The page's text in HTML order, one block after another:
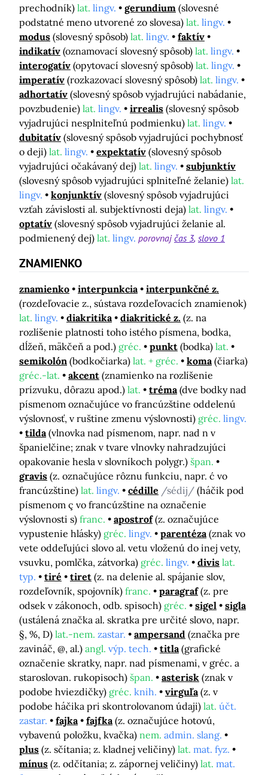
prechodník) lat. lingv. gerundium (slovesné
podstatné meno utvorené zo slovesa) lat. lingv.
modus (slovesný spôsob) lat. lingv.
faktív
indikatív (oznamovací slovesný spôsob) lat. lingv.
interogatív (opytovací slovesný spôsob) lat. lingv.
imperatív (rozkazovací slovesný spôsob) lat. lingv.
adhortatív (slovesný spôsob vyjadrujúci nabádanie,
povzbudenie) lat. lingv. irrealis (slovesný spôsob
vyjadrujúci nesplniteľnú podmienku) lat. lingv.
dubitatív (slovesný spôsob vyjadrujúci pochybnosť
o deji) lat. lingv. expektatív (slovesný spôsob
vyjadrujúci očakávaný dej) lat. lingv.
subjunktív
(slovesný spôsob vyjadrujúci splniteľné želanie) lat.
lingv.
konjunktív (slovesný spôsob vyjadrujúci
vzťah závislosti al. subjektívnosti deja) lat. lingv.
optatív (slovesný spôsob vyjadrujúci želanie al.
podmienený dej) lat. lingv. porovnajčas 3 slovo 1
ZNAMIENKO
znamienko interpunkcia
interpunkčné z.
(rozdeľovacie z., sústava rozdeľovacích znamienok)
lat. lingv. diakritika diakritické z. (z. na
rozlíšenie platnosti toho istého písmena, bodka,
dĺžeň, mäkčeň a pod.) gréc. punkt (bodka) lat.
semikolón (bodkočiarka) lat. + gréc. koma (čiarka)
gréc.-lat.
akcent (znamienko na rozlíšenie
prízvuku, dôrazu apod.) lat. tréma (dve bodky nad
písmenom označujúce vo francúzštine oddelenú
výslovnosť, v ruštine zmenu výslovnosti) gréc. lingv.
tilda (vlnovka nad písmenom, napr. nad n v
španielčine; znak v tvare vlnovky nahradzujúci
opakovanie hesla v slovníkoch polygr.) špan.
gravis (z. označujúce rôznu funkciu, napr. ć vo
francúzštine) lat. lingv. cédille /sédij/ (háčik pod
písmenom ç vo francúzštine na označenie
výslovnosti s) franc. apostrof (z. označujúce
vypustenie hlásky) gréc. lingv. parentéza (znak vo
vete oddeľujúci slovo al. vetu vloženú do inej vety,
vsuvku, pomlčka, zátvorka) gréc. lingv. divis lat.
typ.
tiré tiret (z. na delenie al. spájanie slov,
rozdeľovník, spojovník) franc. paragraf (z. pre
odsek v zákonoch, odb. spisoch) gréc. sigel
sigla
(ustálená značka al. skratka pre určité slovo, napr.
§, %, D) lat.-nem. zastar. ampersand (značka pre
zavináč, @, al.) angl. výp. tech. titla (grafické
označenie skratky, napr. nad písmenami, v gréc. a
staroslovan. rukopisoch) špan. asterisk (znak v
podobe hviezdičky) gréc. knih. virguľa (z. v
podobe háčika pri skontrolovanom údaji) lat. účt.
zastar.
fajka fajfka (z. označujúce hotovú,
vybavenú položku, kvačka) nem. admin. slang.
plus (z. sčítania; z. kladnej veličiny) lat. mat. fyz.
mínus (z. odčítania; z. zápornej veličiny) lat. mat.